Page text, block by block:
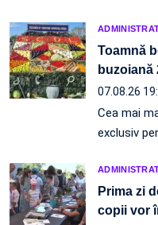
Toamnă
buzoiană
07.08.26
Cea mai
exclusiv
Prima zi
copii vor